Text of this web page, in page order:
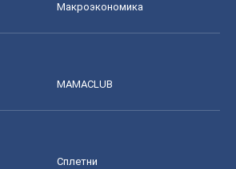
Mакроэкономика
MAMACLUB
Сплетни